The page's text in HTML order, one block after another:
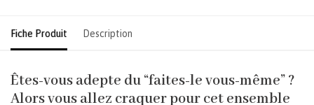
Fiche Produit Description
Êtes-vous adepte du “faites-le vous-même” ?
Alors vous allez craquer pour cet ensemble